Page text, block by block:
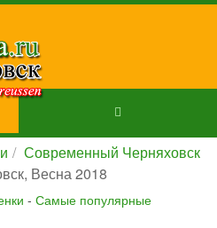
Современный Черняховск
Весна 2018
- Самые популярные